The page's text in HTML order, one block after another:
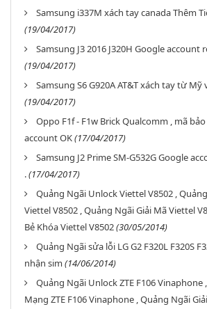
Samsung i337M xách tay canada Thêm
(19/04/2017)
Samsung J3 2016 J320H Google account
(19/04/2017)
Samsung S6 G920A AT&T xách tay từ Mỹ
(19/04/2017)
Oppo F1f - F1w Brick Qualcomm , mã
account OK(17/04/2017)
Samsung J2 Prime SM-G532G Google
.(17/04/2017)
Quảng Ngãi Unlock Viettel V8502 ,
Viettel V8502 , Quảng Ngãi Giải Mã Viettel
Bẻ Khóa Viettel V8502(30/05/2014)
Quảng Ngãi sửa lỗi LG G2 F320L F320S
nhận sim (14/06/2014)
Quảng Ngãi Unlock ZTE F106
Mạng ZTE F106 Vinaphone , Quảng Ngãi